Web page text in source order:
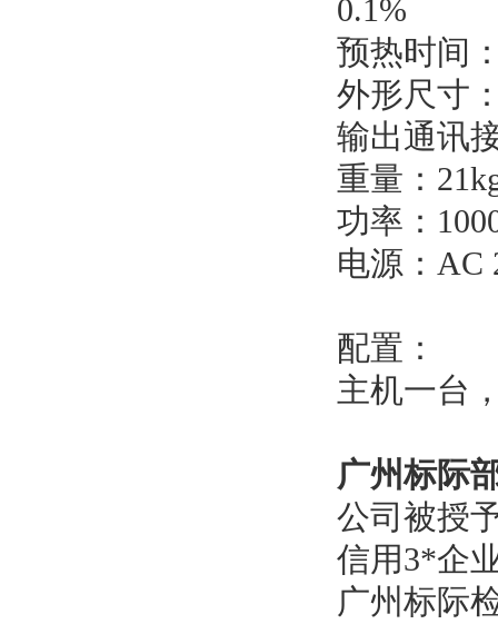
0.1%
预热时间
外形尺寸
输出通讯
重量：
功率：
电源：AC
配置：
主机一台
广州标际
公司被授
信用3*企
广州标际